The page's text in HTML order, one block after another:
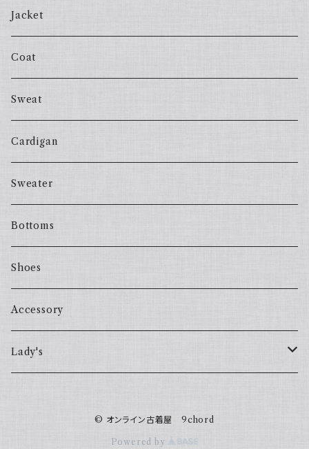
Jacket
Coat
Sweat
Cardigan
Sweater
Bottoms
Shoes
Accessory
Lady's
© オンライン古着屋 9chord
Powered by